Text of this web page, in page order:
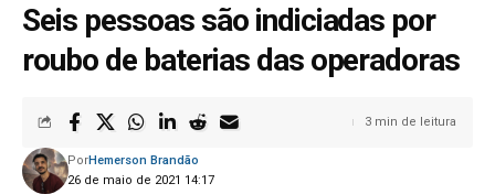
Seis pessoas são indiciadas por
roubo de baterias das operadoras
26 de maio de 2021 14:17
PorHemerson Brandão
3 min de leitura